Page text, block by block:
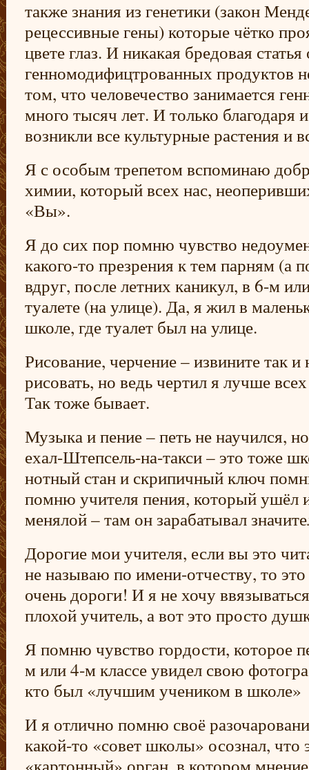
также знания из генетики (закон
рецессивные гены) которые чётко
цвете глаз. И никакая бредовая
генномодифицтрованных продуктов
том, что человечество занимается
много тысяч лет. И только благодаря
возникли все культурные растения и
Я с особым трепетом вспоминаю
химии, который всех нас,
«Вы».
Я до сих пор помню чувство
какого-то презрения к тем парням (а
вдруг, после летних каникул, в 6-м
туалете (на улице). Да, я жил в
школе, где туалет был на улице.
Рисование, черчение – извините так
рисовать, но ведь чертил я лучше
Так тоже бывает.
Музыка и пение – петь не научился,
ехал-Штепсель-на-такси – это тоже
нотный стан и скрипичный ключ
помню учителя пения, который ушёл
менялой – там он зарабатывал
Дорогие мои учителя, если вы это
не называю по имени-отчеству, то
очень дороги! И я не хочу
плохой учитель, а вот это просто
Я помню чувство гордости, которое
м или 4-м классе увидел свою
кто был «лучшим учеником в школе»
И я отлично помню своё
какой-то «совет школы» осознал, что
«картонный» орган, в котором